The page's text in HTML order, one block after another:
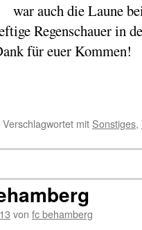
war auch die Laune
Regenschauer in
für euer Kommen!
Verschlagwortet mit Sonstiges,
von fc behamberg